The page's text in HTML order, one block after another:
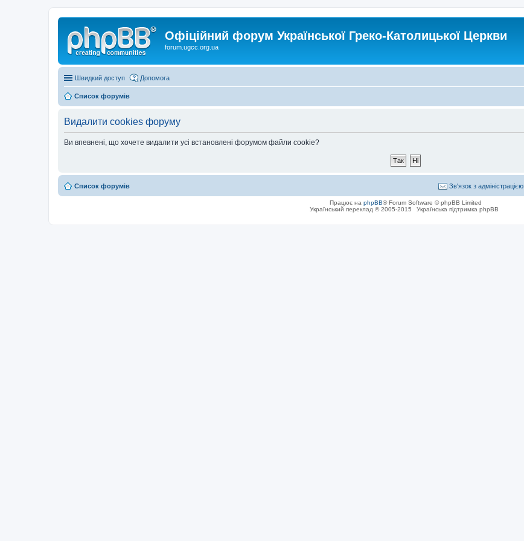
Офіційний форум Української Греко-Католицької Церкви
forum.ugcc.org.ua
Швидкий доступ Допомога
Список форумів
Видалити cookies форуму
Ви впевнені, що хочете видалити усі встановлені форумом файли cookie?
Список форумів Зв'язок з адміністрацією
Працює на phpBB® Forum Software © phpBB Limited
Український переклад © 2005-2015
Українська підтримка phpBB